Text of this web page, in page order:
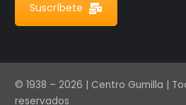
Suscríbete
© 1938 – 2026 | Centro Gumilla |
reservados